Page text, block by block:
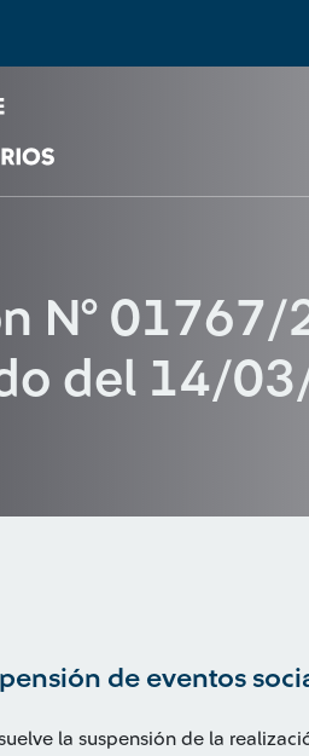
N°
del 14/
de eventos
la suspensión de la